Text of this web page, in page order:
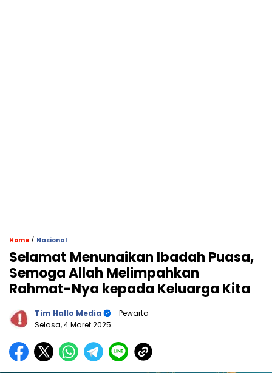
Home / Nasional
Selamat Menunaikan Ibadah Puasa,
Semoga Allah Melimpahkan
Rahmat-Nya kepada Keluarga Kita
Tim Hallo Media
- Pewarta
Selasa, 4 Maret 2025